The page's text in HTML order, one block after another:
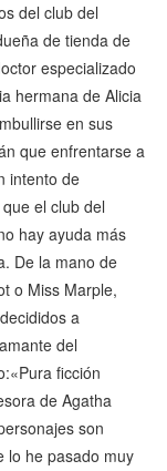
del club del
de tienda de
especializado
hermana de Alicia
en sus
que enfrentarse a
intento de
el club del
hay ayuda más
De la mano de
o Miss Marple,
a
del
ficción
de Agatha
son
lo he pasado muy